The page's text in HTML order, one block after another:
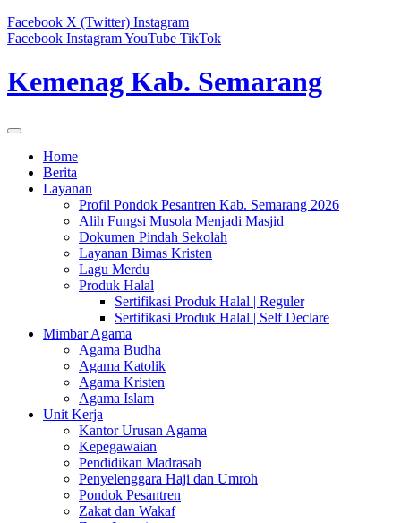
Facebook X (Twitter) Instagram
Facebook InstagramYouTube TikTok
Kemenag Kab. Semarang
Home
Berita
Layanan
Profil Pondok Pesantren Kab. Semarang 2026
Alih Fungsi Musola Menjadi Masjid
Dokumen Pindah Sekolah
Layanan Bimas Kristen
Lagu Merdu
Produk Halal
Sertifikasi Produk Halal | Reguler
Sertifikasi Produk Halal | Self Declare
Mimbar Agama
Agama Budha
Agama Katolik
Agama Kristen
Agama Islam
Unit Kerja
Kantor Urusan Agama
Kepegawaian
Pendidikan Madrasah
Penyelenggara Haji dan Umroh
Pondok Pesantren
Zakat dan Wakaf